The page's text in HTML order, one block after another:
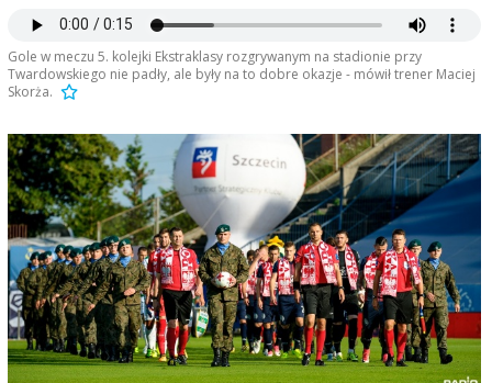
Gole w meczu 5. kolejki Ekstraklasy rozgrywanym na stadionie przy
Twardowskiego nie padły, ale były na to dobre okazje - mówił trener Maciej
Skorża.